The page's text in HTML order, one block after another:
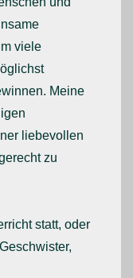
viele
Meine
liebevollen
zu
statt, oder